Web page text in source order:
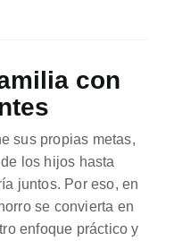
con
sus propias metas,
los hijos hasta
juntos. Por eso, en
se convierta en
enfoque práctico y